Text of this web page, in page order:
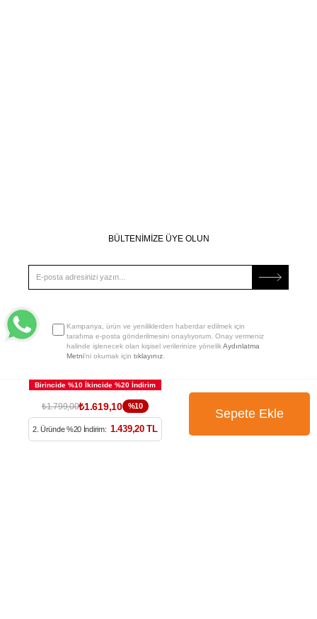
₺1.799,00₺1.619,10 %10
2. Üründe %20 İndirim: 1.439,20 TL
BÜLTENİMİZE ÜYE OLUN
Kampanya, ürün ve yeniliklerden haberdar edilmek için
tarafıma e-posta gönderilmesini onaylıyorum. Onay vermeniz
halinde işlenecek olan kişisel verilerinize yönelikAydınlatma
Metni’ni okumak için tıklayınız